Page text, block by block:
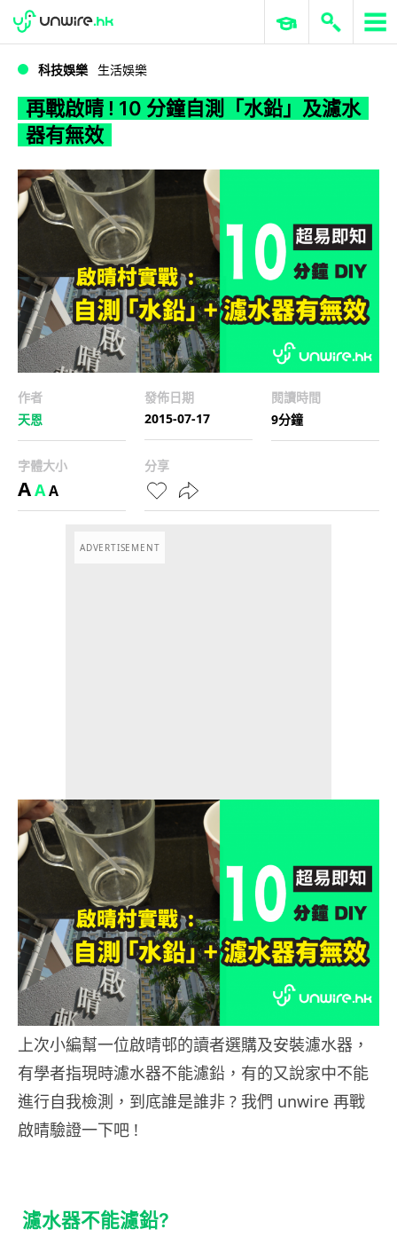
WWDC 2026 ERP 與商業 AI
科技娛樂 生活娛樂
再戰啟晴 ! 10 分鐘自測「水鉛」及濾水
器有無效
作者
天恩
發佈日期
2015-07-17
閱讀時間
9分鐘
字體大小
AAA
分享
ADVERTISEMENT
上次小編幫一位啟晴邨的讀者選購及安裝濾水器，
有學者指現時濾水器不能濾鉛，有的又說家中不能
進行自我檢測，到底誰是誰非 ? 我們 unwire 再戰
啟晴驗證一下吧 !
濾水器不能濾鉛?